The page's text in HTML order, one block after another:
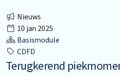
Nieuws
10 jan 2025
Basismodule
CDFD
Terugkerend